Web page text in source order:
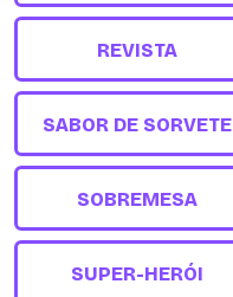
REVISTA
SABOR DE SORVETE
SOBREMESA
SUPER-HERÓI